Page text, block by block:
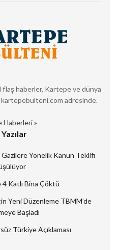
haberler, Kartepe ve dünya
adresinde.
Haberleri »
Yönelik Kanun Teklifi
4 Katlı Bina Çöktü
Yeni Düzenleme TBMM’de
Başladı
Türkiye Açıklaması